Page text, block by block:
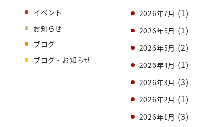
イベント
お知らせ
ブログ
ブログ・お知らせ
2026年7月 (1)
2026年6月 (1)
2026年5月 (2)
2026年4月 (1)
2026年3月 (3)
2026年2月 (1)
2026年1月 (3)